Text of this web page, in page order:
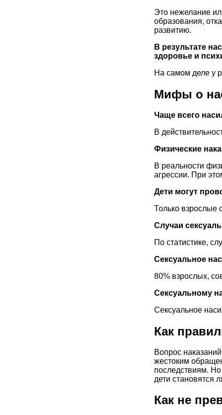
Это нежелание
образования,
развитию.
В результате
здоровье и
На самом деле у
Мифы о
Чаще всего
В
Физические
В реальности
агрессии. При
Дети могут
Только взрослые
Случаи
По статистике,
Сексуальное
80% взрослых,
Сексуальному
Сексуальное
Как
Вопрос
жестоким
последствиям.
дети становятся
Как не